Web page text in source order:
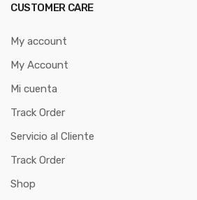
CUSTOMER CARE
My account
My Account
Mi cuenta
Track Order
Servicio al Cliente
Track Order
Shop